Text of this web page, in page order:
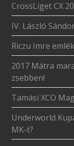
CrossLiget CX
IV. László
Riczu Imre
2017 Mátra
zsebben!
Tamási XCO
Underworld
MK-t?